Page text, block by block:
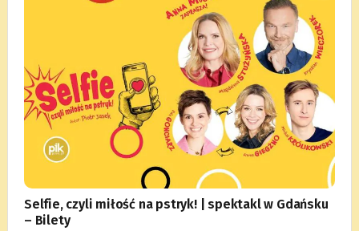
Selfie, czyli miłość na pstryk! | spektakl w Gdańsku
– Bilety